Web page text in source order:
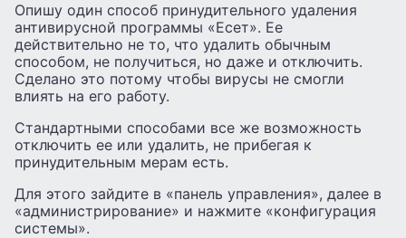
Опишу один способ принудительного удаления
антивирусной программы «Есет». Ее
действительно не то, что удалить обычным
способом, не получиться, но даже и отключить.
Сделано это потому чтобы вирусы не смогли
влиять на его работу.
Стандартными способами все же возможность
отключить ее или удалить, не прибегая к
принудительным мерам есть.
Для этого зайдите в «панель управления», далее в
«администрирование» и нажмите «конфигурация
системы».